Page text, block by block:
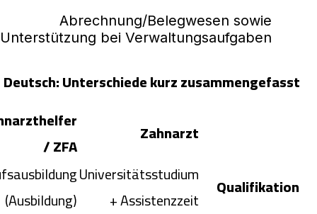
Abrechnung/Belegwesen sowie
Unterstützung bei Verwaltungsaufgaben.
Deutsch: Unterschiede kurz zusammengefasst
Zahnarzt
/ ZFA
Qualifikation
Universitätsstudium
+ Assistenzzeit
(Ausbildung)